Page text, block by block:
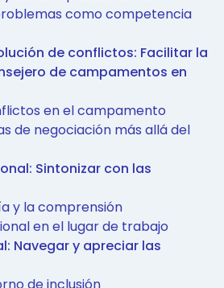
como competencia
de conflictos: Facilitar la
de campamentos en
en el campamento
de negociación más allá del
Sintonizar con las
y la comprensión
en el lugar de trabajo
Navegar y apreciar las